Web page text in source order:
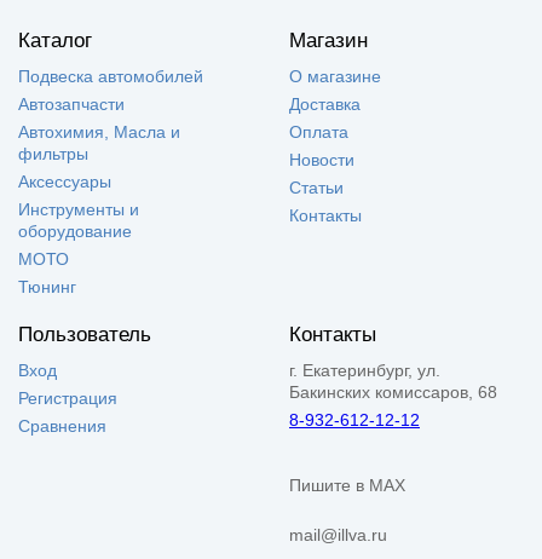
Каталог
Подвеска автомобилей
Автозапчасти
Автохимия, Масла и
фильтры
Аксессуары
Инструменты и
оборудование
МОТО
Тюнинг
Магазин
О магазине
Доставка
Оплата
Новости
Статьи
Контакты
Пользователь
Вход
Регистрация
Сравнения
Контакты
г. Екатеринбург, ул.
Бакинских комиссаров, 68
8-932-612-12-12
Пишите в MAX
mail@illva.ru